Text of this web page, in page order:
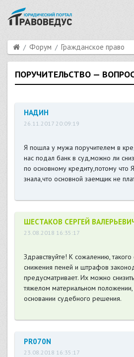
Форум Гражданское право
ПОРУЧИТЕЛЬСТВО —
НАДИН
26.11.2017 20:09:19
Я пошла у мужа поручителем в
нас подал банк в суд,можно ли
по основному кредиту,потому что
знала,что основной заемщик не
ШЕСТАКОВ СЕРГЕЙ
23.08.2018 16:35:17
Здравствуйте! К сожалению,
снижения пеней и штрафов
предусматривает. Их можно
тяжелом материальном положении,
основании судебного решения.
PR070N
23.08.2018 16:35:17